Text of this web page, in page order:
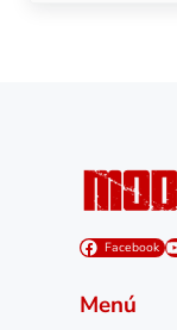
Facebook
Menú